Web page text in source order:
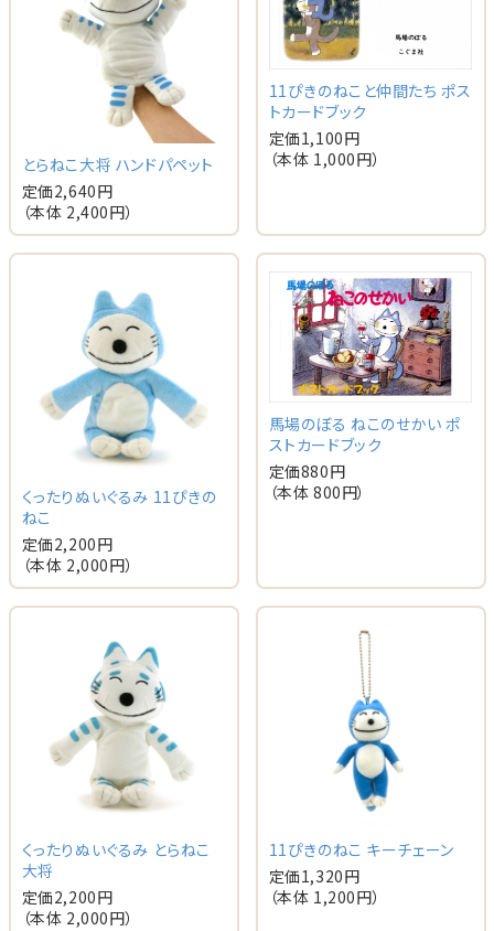
とらねこ大将 ハンドパペット
定価2,640円
（本体 2,400円）
11ぴきのねこと仲間たち ポス
トカードブック
定価1,100円
（本体 1,000円）
くったりぬいぐるみ 11ぴきの
ねこ
定価2,200円
（本体 2,000円）
馬場のぼる ねこのせかい ポ
ストカードブック
定価880円
（本体 800円）
くったりぬいぐるみ とらねこ
大将
定価2,200円
（本体 2,000円）
11ぴきのねこ キーチェーン
定価1,320円
（本体 1,200円）